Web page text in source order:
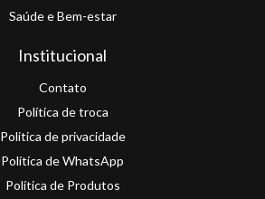
Saúde e Bem-estar
Institucional
Contato
Política de troca
Politica de privacidade
Política de WhatsApp
Política de Produtos